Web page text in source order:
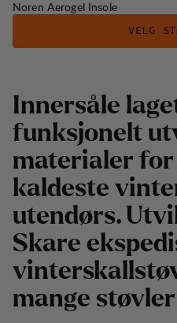
Noren Aerogel Insole
VELG
Innersåle
funksjonelt
materialer for
kaldeste
utendørs.
Skare
mange støvler